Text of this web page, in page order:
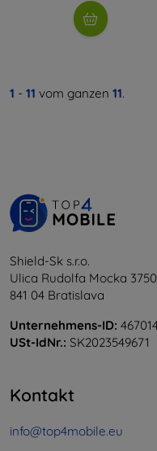
1 - 11 vom ganzen 11.
Shield-Sk s.r.o.
Ulica Rudolfa Mocka
841 04 Bratislava
Unternehmens-ID:
USt-IdNr.: SK2023549671
Kontakt
info@top4mobile.eu